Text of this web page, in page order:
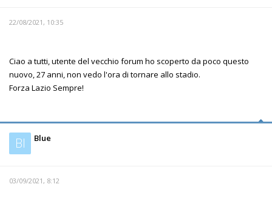
22/08/2021, 10:35
Ciao a tutti, utente del vecchio forum ho scoperto da poco questo
nuovo, 27 anni, non vedo l'ora di tornare allo stadio.
Forza Lazio Sempre!
Bl Blue
03/09/2021, 8:12